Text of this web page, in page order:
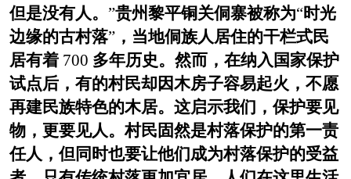
但是没有人。 ”贵州黎平铜关侗寨被称为“时光
边缘的古村落” ，当地侗族人居住的干栏式民
居有着 700 多年历史。然而，在纳入国家保护
试点后，有的村民却因木房子容易起火，不愿
再建民族特色的木居。这启示我们，保护要见
物，更要见人。村民固然是村落保护的第一责
任人，但同时也要让他们成为村落保护的受益